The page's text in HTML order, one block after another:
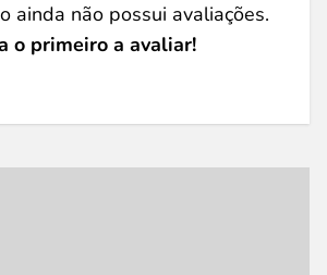
ainda não possui avaliações.
o primeiro a avaliar!